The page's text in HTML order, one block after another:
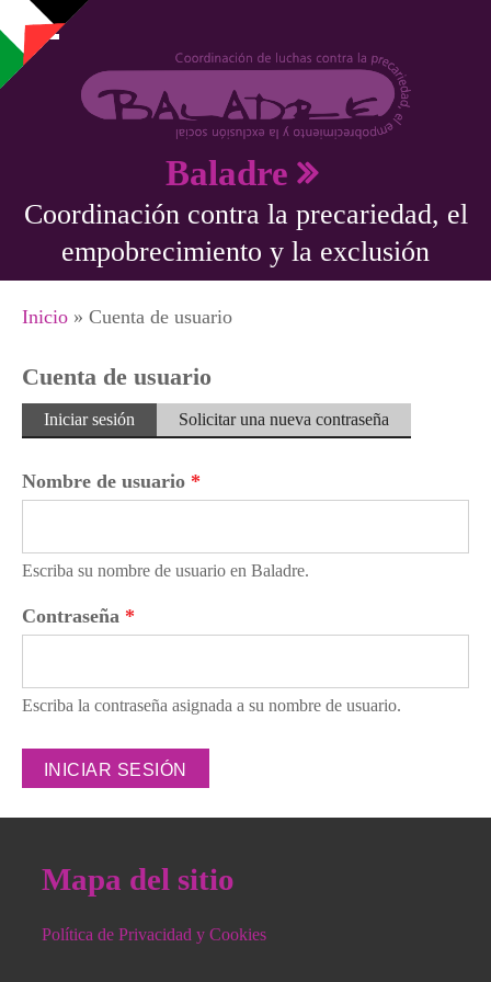
Pasar al contenido principal
Baladre
Coordinación contra la precariedad, el
empobrecimiento y la exclusión
Se encuentra usted aquí
Inicio » Cuenta de usuario
Cuenta de usuario
Solapas principales
Iniciar sesión (solapaSolicitar una nueva contraseña
Nombre de usuario *
Escriba su nombre de usuario en Baladre.
Contraseña *
Escriba la contraseña asignada a su nombre de usuario.
Mapa del sitio
Política de Privacidad y Cookies